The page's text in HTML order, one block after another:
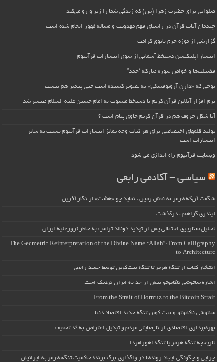
صلواتی برای حضرت زهرا (س) که زندگی شما را زیر و رو می‌کند
چیدمان آیات قرآن در راستای فهم مهدویت و مساله ظهور انجام شده است
گزارشی از موزه حرم بانوی کرامت
انتشار اپلیکیشن دستخط آسمانی از سوی انتشارات قرآنیوم
فضیلت‌ها و خواص سوره مبارکه “حمد”
نوحی که «دارِن آرونوفسکی» به تصویر کشیده است حتی پیامبر هم نیست
نرم افزار آنلاین قرآن کریم با دستخط منسوب به امام حسین علیه السلام منتشر شد
آیا شکل حروف هم در قرآن کریم حاوی پیام است ؟
تولید قلمهای اختصاصی برای هر کتاب وجه تمایز انتشارات قرآنیوم نسبت به سایر
انتشارات است
وبسایت قرآنیوم راه اندازی می شود
سیاسی – آکادمی رابعی
شگفت آن‌که هرمز به نقش زمین ، نماید چو «هشت» از نگار آفرین
لیندزی گراهام ، درگذشت
تحلیل سناریوی احتمالی پس از تهدید دونالد ترامپ به خاطر ترورعلیه ایران
The Geometric Reinterpretation of the Divine Name “Allah”: From Calligraphy
to Architecture
انتشار کتاب از تنگه هرمز تا تنگه بیت‌کوین توسط حمید رابعی
اشاره ساتوشی ناکاموتو بیش از حد به ایران نزدیک است
From the Strait of Hormuz to the Bitcoin Strait
ساتوشی ناکاموتو و بیت کوین تنگه جدید اقتصاد دنیا
بهره‌برداری اقتصادی از نارضایتی مردم و تبدیل اعتراض به کد تخفیف
تاریخچه تنگه هرمز یا تنگه اهورامزدا
چرایی و چگونگی ایجاد روندها در واگذاری برگ برنده حاکمیت تنگه هرمز به ایرانیان